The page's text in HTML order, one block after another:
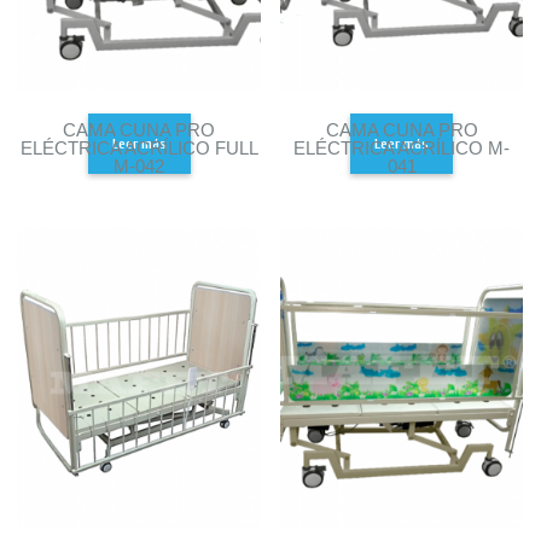
CAMA CUNA PRO
ELÉCTRICA ACRÍLICO FULL
M-042
Leer más
CAMA CUNA PRO
ELÉCTRICA ACRÍLICO M-
041
Leer más